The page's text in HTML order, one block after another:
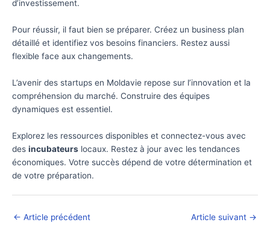
d’investissement.
Pour réussir, il faut bien se préparer. Créez un business plan
détaillé et identifiez vos besoins financiers. Restez aussi
flexible face aux changements.
L’avenir des startups en Moldavie repose sur l’innovation et la
compréhension du marché. Construire des équipes
dynamiques est essentiel.
Explorez les ressources disponibles et connectez-vous avec
des incubateurs locaux. Restez à jour avec les tendances
économiques. Votre succès dépend de votre détermination et
de votre préparation.
← Article précédent Article suivant →